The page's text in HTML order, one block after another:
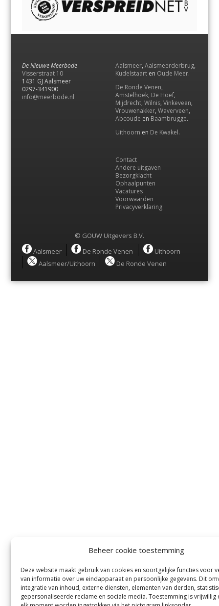
Beheer cookie toestemming
Deze website maakt gebruik van cookies en soortgelijke functies voor
van informatie over uw eindapparaat en persoonlijke gegevens. Dit
integratie van inhoud, externe diensten, elementen van derden,
gepersonaliseerde reclame en sociale media. Toestemming is vrijwillig
De Nieuwe Meerbode
Visserstraat 10
1431 GJ Aalsmeer
0297-341900
info@meerbode.nl
Aalsmeer, Aalsmeerderbrug,
Kudelstaart en Oude Meer.
De Ronde Venen,
Amstelhoek, De Hoef,
Mijdrecht, Wilnis, Vinkeveen,
Vrouwenakker, Waverveen,
Abcoude en Baambrugge.
Uithoorn en De Kwakel.
Contact
Andere uitgaven
Bezorgklacht
Ophaalpunten
Vacatures
Voorwaarden
Privacyverklaring
© GOUW Uitgevers B.V.
MenuAalsmeer De Ronde Venen
Uithoorn
Aalsmeer/Uithoorn
De Ronde Venen